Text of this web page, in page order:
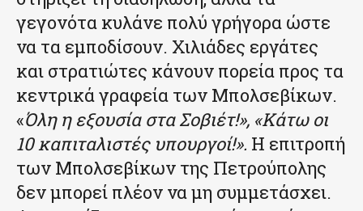
γεγονότα κυλάνε πολύ γρήγορα ώστε
να τα εμποδίσουν. Χιλιάδες εργάτες
και στρατιώτες κάνουν πορεία προς τα
κεντρικά γραφεία των Μπολσεβίκων.
«Όλη η εξουσία στα Σοβιέτ!», «Κάτω οι
10 καπιταλιστές υπουργοί!». Η επιτροπή
των Μπολσεβίκων της Πετρούπολης
δεν μπορεί πλέον να μη συμμετάσχει.